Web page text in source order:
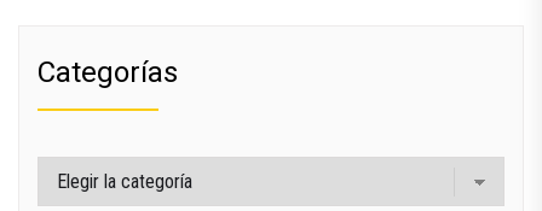
Categorías
Categorías